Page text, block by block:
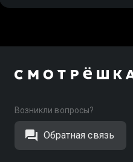
Возникли вопросы?
Обратная связь